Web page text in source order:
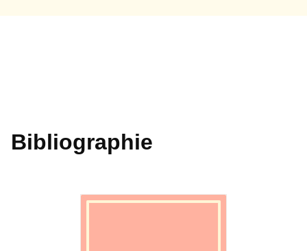
Bibliographie